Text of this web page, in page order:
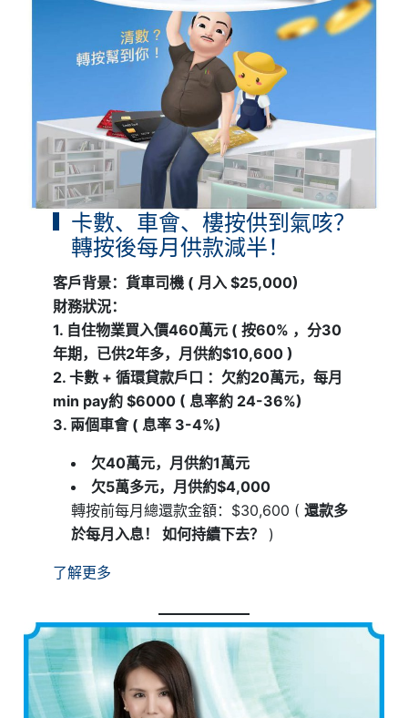
卡數、車會、樓按供到氣咳？
轉按後每月供款減半！
客戶背景：貨車司機 ( 月入 $25,000)
財務狀況：
1. 自住物業買入價460萬元 ( 按60% ，分30
年期，已供2年多，月供約$10,600 )
2. 卡數 + 循環貸款戶口 ：欠約20萬元，每月
min pay約 $6000 ( 息率約 24-36%)
3. 兩個車會 ( 息率 3-4%)
欠40萬元，月供約1萬元
欠5萬多元，月供約$4,000
轉按前每月總還款金額：$30,600 ( 還款多
於每月入息！ 如何持續下去？
)
了解更多